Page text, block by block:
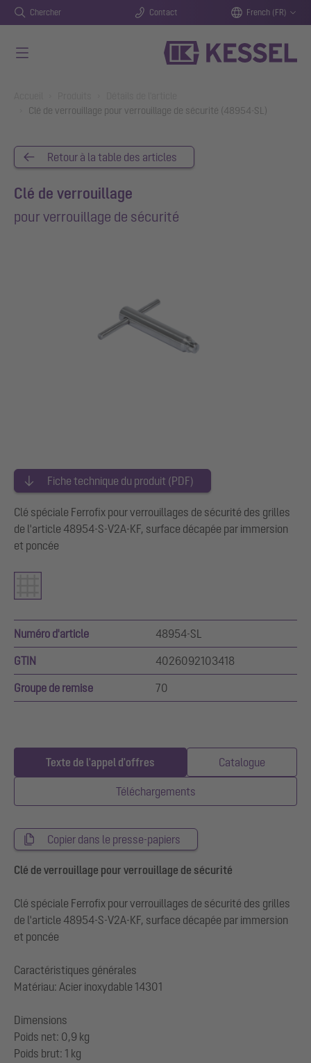
Chercher Contact French (FR)
Clé de verrouillage pour verrouillage de sécurité (48954-SL)
Retour à la table des articles
Clé de verrouillage
pour verrouillage de sécurité
Fiche technique du produit (PDF)
Clé spéciale Ferrofix pour verrouillages de sécurité des grilles
de l'article 48954-S-V2A-KF, surface décapée par immersion
et poncée
Numéro d'article 48954-SL
GTIN 4026092103418
Groupe de remise 70
Texte de l'appel d'offres Catalogue
Téléchargements
Copier dans le presse-papiers
Clé de verrouillage pour verrouillage de sécurité
Clé spéciale Ferrofix pour verrouillages de sécurité des grilles
de l'article 48954-S-V2A-KF, surface décapée par immersion
et poncée
Caractéristiques générales
Matériau: Acier inoxydable 14301
Dimensions
Poids net: 0,9 kg
Poids brut: 1 kg